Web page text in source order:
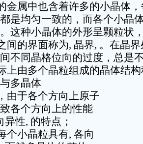
金属中也含着许多的小晶体
是均匀一致的，而各个小晶
这种小晶体的外形呈颗粒状
间的界面称为, 晶界, 。在晶
不同晶格位向的过度，总是
上由多个晶粒组成的晶体结
多晶体
由于各个方向上原子
各个方向上的性能
性, 的特点；
个小晶粒具有, 各向